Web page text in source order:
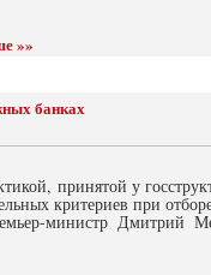
»»
банках
принятой у
критериев при
министр Дмитрий